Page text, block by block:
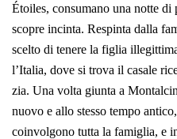
Étoiles, consumano una notte di
scopre incinta. Respinta dalla
scelto di tenere la figlia
l’Italia, dove si trova il casale
zia. Una volta giunta a
nuovo e allo stesso tempo
coinvolgono tutta la famiglia, e